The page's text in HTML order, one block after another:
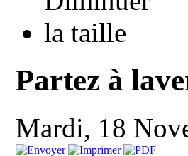
Partez à
Mardi, 18